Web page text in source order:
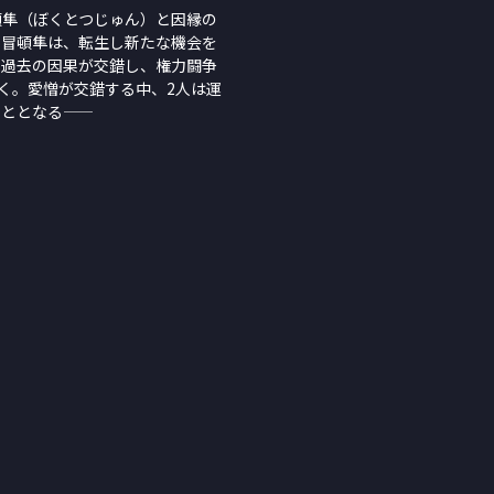
（ぼくとつじゅん）と因縁の
頓隼は、転生し新たな機会を
去の因果が交錯し、権力闘争
。愛憎が交錯する中、2人は運
なる――